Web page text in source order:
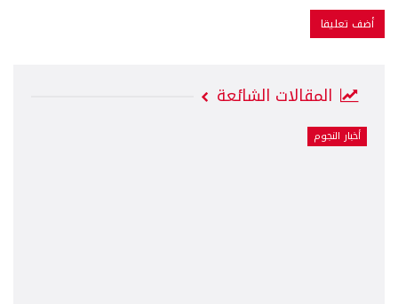
المقالات الشائعة
أخبار النجوم